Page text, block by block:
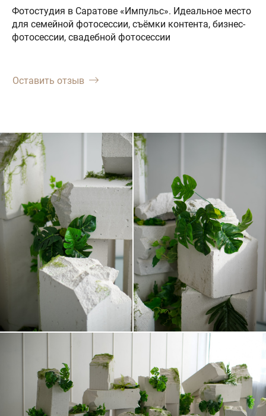
Фотостудия в Саратове «Импульс». Идеальное место
для семейной фотосессии, съёмки контента, бизнес-
фотосессии, свадебной фотосессии
Оставить отзыв